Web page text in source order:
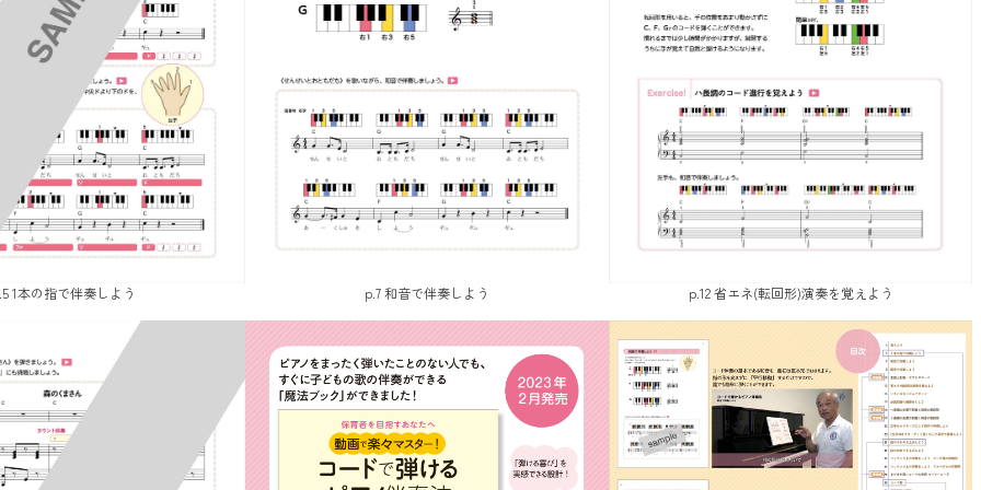
1本の指で伴奏しよう p.7 和音で伴奏しよう p.12 省エネ(転回形)演奏を覚えよう